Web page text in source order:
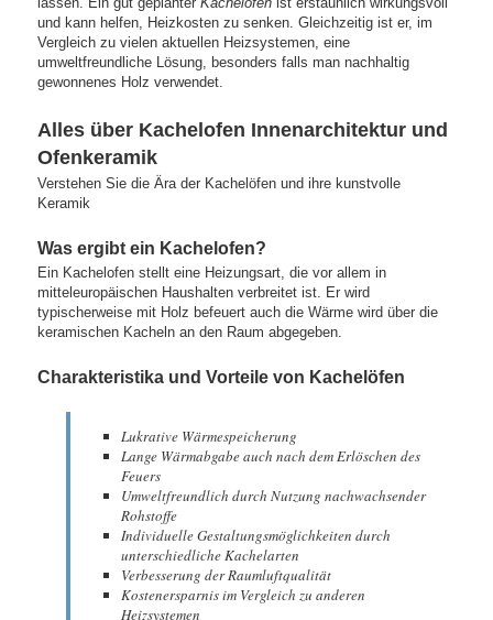
und kann helfen, Heizkosten zu senken. Gleichzeitig ist er, im
Vergleich zu vielen aktuellen Heizsystemen, eine
umweltfreundliche Lösung, besonders falls man nachhaltig
gewonnenes Holz verwendet.
Alles über Kachelofen Innenarchitektur und
Ofenkeramik
Verstehen Sie die Ära der Kachelöfen und ihre kunstvolle
Keramik
Was ergibt ein Kachelofen?
Ein Kachelofen stellt eine Heizungsart, die vor allem in
mitteleuropäischen Haushalten verbreitet ist. Er wird
typischerweise mit Holz befeuert auch die Wärme wird über die
keramischen Kacheln an den Raum abgegeben.
Charakteristika und Vorteile von Kachelöfen
Lukrative Wärmespeicherung
Lange Wärmabgabe auch nach dem Erlöschen des
Feuers
Umweltfreundlich durch Nutzung nachwachsender
Rohstoffe
Individuelle Gestaltungsmöglichkeiten durch
unterschiedliche Kachelarten
Verbesserung der Raumluftqualität
Kostenersparnis im Vergleich zu anderen
Heizsystemen